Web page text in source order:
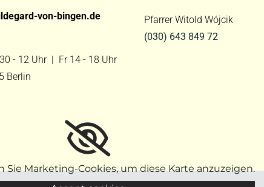
von-bingen.de
- 12 Uhr | Fr 14 - 18 Uhr
Berlin
Pfarrer Witold Wójcik
(030) 643 849 72
Sie Marketing-Cookies, um diese Karte anzuzeigen.